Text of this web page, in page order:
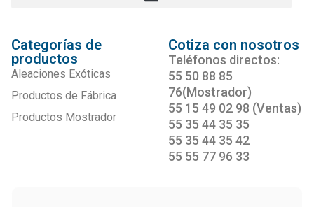
Categorías de
productos
Aleaciones Exóticas
Productos de Fábrica
Productos Mostrador
Cotiza con nosotros
Teléfonos directos:
55 50 88 85
76(Mostrador)
55 15 49 02 98 (Ventas)
55 35 44 35 35
55 35 44 35 42
55 55 77 96 33